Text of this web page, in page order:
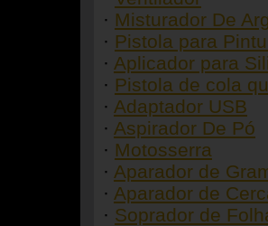
· Misturador De
· Pistola para
· Aplicador para
· Pistola de cola
· Adaptador USB
· Aspirador De Pó
· Motosserra
· Aparador de
· Aparador de
· Soprador de